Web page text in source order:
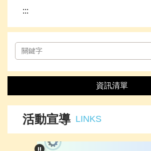
:::
資訊清單
資訊清單 LIST
活動宣導 LINKS